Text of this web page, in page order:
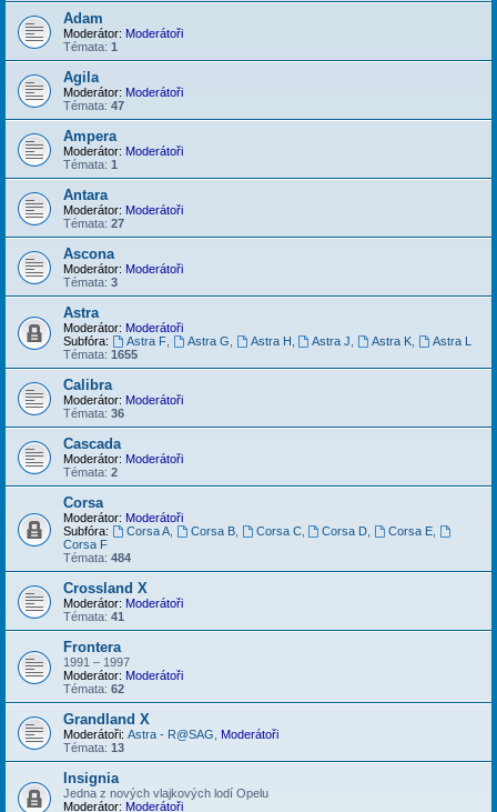
Adam
Moderátor: Moderátoři
Témata: 1
Agila
Moderátor: Moderátoři
Témata: 47
Ampera
Moderátor: Moderátoři
Témata: 1
Antara
Moderátor: Moderátoři
Témata: 27
Ascona
Moderátor: Moderátoři
Témata: 3
Astra
Moderátor: Moderátoři
Subfóra:
Astra F, Astra G Astra H Astra J Astra K
Astra L
Témata: 1655
Calibra
Moderátor: Moderátoři
Témata: 36
Cascada
Moderátor: Moderátoři
Témata: 2
Corsa
Moderátor: Moderátoři
Subfóra:
Corsa A, Corsa B, Corsa C, Corsa D Corsa E
Corsa F
Témata: 484
Crossland X
Moderátor: Moderátoři
Témata: 41
Frontera
1991 – 1997
Moderátor: Moderátoři
Témata: 62
Grandland X
Moderátoři: Astra - R@SAG
Moderátoři
Témata: 13
Insignia
Jedna z nových vlajkových lodí Opelu
Moderátor: Moderátoři